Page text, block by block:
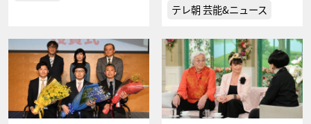
テレ朝 芸能&ニュース